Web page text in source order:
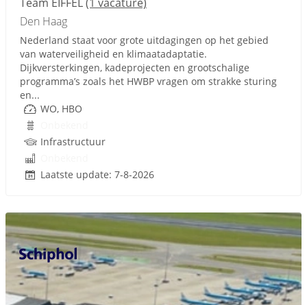
Team EIFFEL(1 vacature)
Den Haag
Nederland staat voor grote uitdagingen op het gebied
van waterveiligheid en klimaatadaptatie.
Dijkversterkingen, kadeprojecten en grootschalige
programma’s zoals het HWBP vragen om strakke sturing
en...
WO, HBO
Infrastructuur
Laatste update: 7-8-2026